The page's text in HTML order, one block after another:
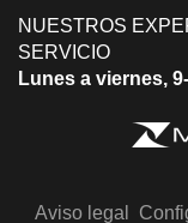
NUESTROS
SERVICIO
Lunes a viernes,
Aviso legal